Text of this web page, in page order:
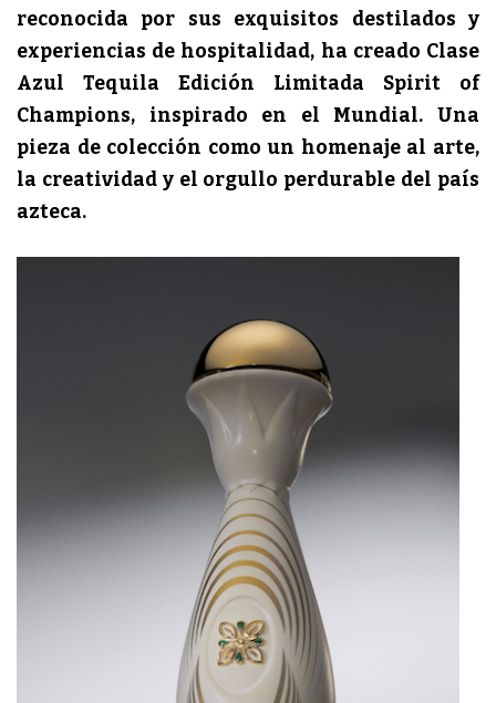
reconocida por sus exquisitos destilados y
experiencias de hospitalidad, ha creado Clase
Azul Tequila Edición Limitada Spirit of
Champions, inspirado en el Mundial.
Una
pieza de colección como un homenaje al arte,
la creatividad y el orgullo perdurable del país
azteca.